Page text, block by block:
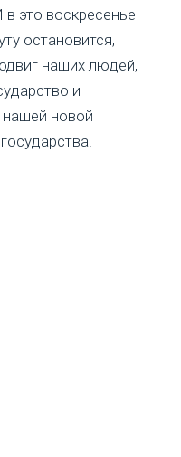
это воскресенье
остановится,
наших людей,
и
нашей новой